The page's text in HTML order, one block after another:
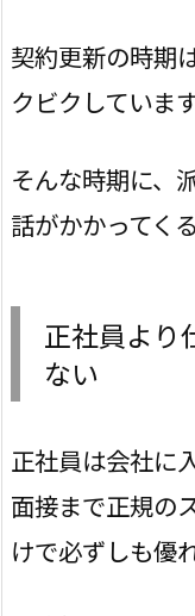
契約更新の時期
クビクしています
そんな時期に、
話がかかってく
正社員より
ない
正社員は会社に
面接まで正規の
けで必ずしも優